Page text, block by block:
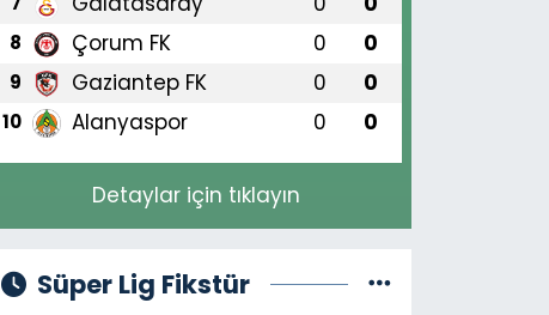
8 Çorum FK 0 0
9 Gaziantep FK 0 0
10 Alanyaspor 0 0
Detaylar için tıklayın
Süper Lig Fikstür